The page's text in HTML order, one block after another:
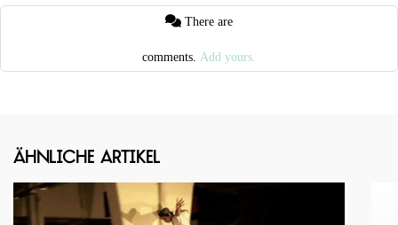
comments. Add yours.
Ähnliche Artikel